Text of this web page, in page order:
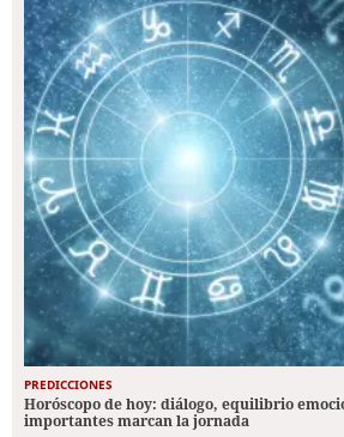
PREDICCIONES
Horóscopo de hoy: diálogo, equilibrio
importantes marcan la jornada